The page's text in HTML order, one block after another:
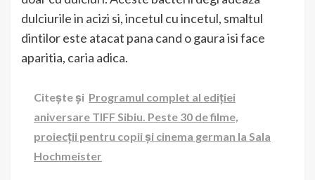
dulciurile in acizi si, incetul cu incetul, smaltul
dintilor este atacat pana cand o gaura isi face
aparitia, caria adica.
Citește și Programul complet al ediției
aniversare TIFF Sibiu. Peste 30 de filme,
proiecții pentru copii și cinema german la Sala
Hochmeister